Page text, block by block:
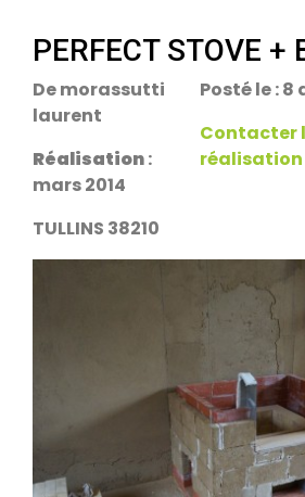
Rans 39700
PDM Yoloxalis
Les Salelles 48230
Granville 50400
PDM modèle S
Urmatt 67280
PERFECT STOVE +
De morassutti
laurent
Réalisation:
mars 2014
TULLINS 38210
Posté le : 8
Contacter
réalisation